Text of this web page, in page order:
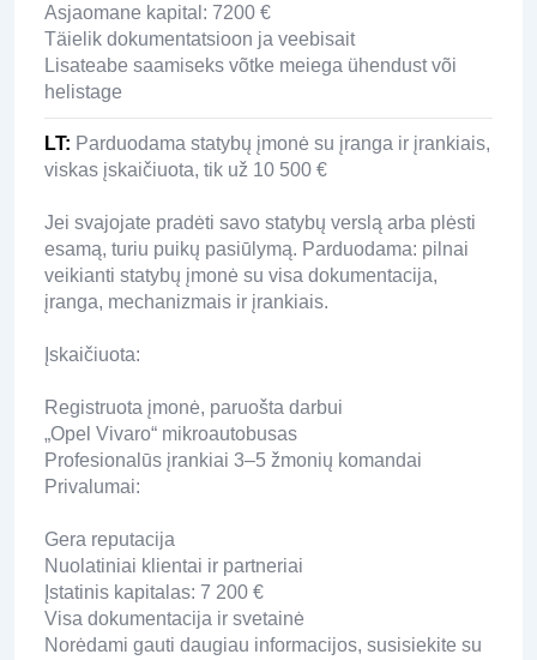
Asjaomane kapital: 7200 €
Täielik dokumentatsioon ja veebisait
Lisateabe saamiseks võtke meiega ühendust või
helistage
LT: Parduodama statybų įmonė su įranga ir įrankiais,
viskas įskaičiuota, tik už 10 500 €
Jei svajojate pradėti savo statybų verslą arba plėsti
esamą, turiu puikų pasiūlymą. Parduodama: pilnai
veikianti statybų įmonė su visa dokumentacija,
įranga, mechanizmais ir įrankiais.
Įskaičiuota:
Registruota įmonė, paruošta darbui
„Opel Vivaro“ mikroautobusas
Profesionalūs įrankiai 3–5 žmonių komandai
Privalumai:
Gera reputacija
Nuolatiniai klientai ir partneriai
Įstatinis kapitalas: 7 200 €
Visa dokumentacija ir svetainė
Norėdami gauti daugiau informacijos, susisiekite su